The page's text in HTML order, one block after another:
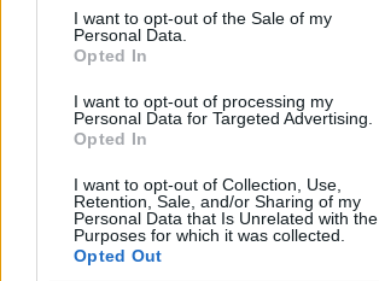
consent section.
I want to opt-out of the Sale of my
Personal Data.
Opted In
I want to opt-out of processing my
Personal Data for Targeted Advertising.
Opted In
I want to opt-out of Collection, Use,
Retention, Sale, and/or Sharing of my
Personal Data that Is Unrelated with the
Purposes for which it was collected.
Opted Out
ΣΧΕΤΙΚΑΑΡΘΡΑ